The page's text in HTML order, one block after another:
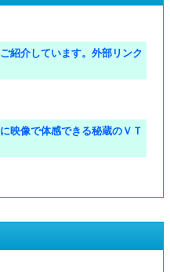
紹介しています。外部リンク
映像で体感できる秘蔵のＶＴ